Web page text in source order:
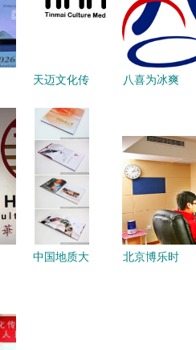
天迈文化传
化传媒行业
的创新力量
八喜为冰爽
岳星光、红
沙发文化优
势互补,达
成战略合
作,共同打
中国地质大
北京博乐时